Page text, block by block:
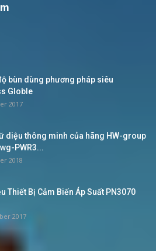
bùn dùng phương pháp siêu
Globle
2017
diệu thông minh của hãng HW-group
PWR3...
2018
Thiết Bị Cảm Biến Áp Suất PN3070
2017